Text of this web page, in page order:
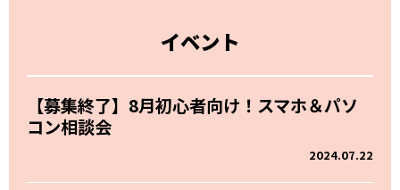
イベント
【募集終了】8月初心者向け！スマホ＆パソ
コン相談会
2024.07.22